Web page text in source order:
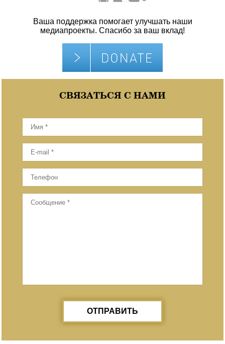
Ваша поддержка помогает улучшать наши
медиапроекты. Спасибо за ваш вклад!
СВЯЗАТЬСЯ С НАМИ
ОТПРАВИТЬ